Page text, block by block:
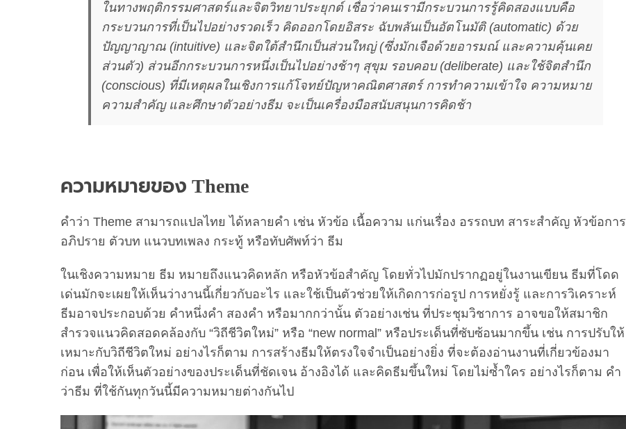
ในทางพฤติกรรมศาสตร์และจิตวิทยาประยุกต์ เชื่อว่าคนเรามีกระบวนการรู้คิดสองแบบคือ
กระบวนการที่เป็นไปอย่างรวดเร็ว คิดออกโดยอิสระ ฉับพลันเป็นอัตโนมัติ (automatic) ด้วย
ปัญญาญาณ (intuitive) และจิตใต้สำนึกเป็นส่วนใหญ่ (ซึ่งมักเจือด้วยอารมณ์ และความคุ้นเคย
ส่วนตัว) ส่วนอีกกระบวนการหนึ่งเป็นไปอย่างช้าๆ สุขุม รอบคอบ (deliberate) และใช้จิตสำนึก
(conscious) ที่มีเหตุผลในเชิงการแก้โจทย์ปัญหาคณิตศาสตร์ การทำความเข้าใจ ความหมาย
ความสำคัญ และศึกษาตัวอย่างธีม จะเป็นเครื่องมือสนับสนุนการคิดช้า
ความหมายของ Theme
คำว่า Theme สามารถแปลไทย ได้หลายคำ เช่น หัวข้อ เนื้อความ แก่นเรื่อง อรรถบท สาระสำคัญ หัวข้อการ
อภิปราย ตัวบท แนวบทเพลง กระทู้ หรือทับศัพท์ว่า ธีม
ในเชิงความหมาย ธีม หมายถึงแนวคิดหลัก หรือหัวข้อสำคัญ โดยทั่วไปมักปรากฏอยู่ในงานเขียน ธีมที่โดด
เด่นมักจะเผยให้เห็นว่างานนี้เกี่ยวกับอะไร และใช้เป็นตัวช่วยให้เกิดการก่อรูป การหยั่งรู้ และการวิเคราะห์
ธีมอาจประกอบด้วย คำหนึ่งคำ สองคำ หรือมากกว่านั้น ตัวอย่างเช่น ที่ประชุมวิชาการ อาจขอให้สมาชิก
สำรวจแนวคิดสอดคล้องกับ “วิถีชีวิตใหม่” หรือ “new normal” หรือประเด็นที่ซับซ้อนมากขึ้น เช่น การปรับให้
เหมาะกับวิถีชีวิตใหม่ อย่างไรก็ตาม การสร้างธีมให้ตรงใจจำเป็นอย่างยิ่ง ที่จะต้องอ่านงานที่เกี่ยวข้องมา
ก่อน เพื่อให้เห็นตัวอย่างของประเด็นที่ชัดเจน อ้างอิงได้ และคิดธีมขึ้นใหม่ โดยไม่ซ้ำใคร อย่างไรก็ตาม คำ
ว่าธีม ที่ใช้กันทุกวันนี้มีความหมายต่างกันไป